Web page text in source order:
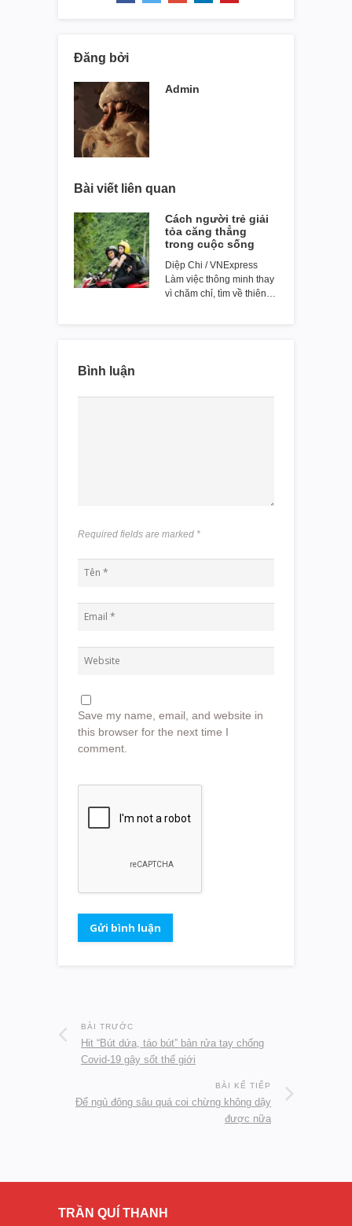
Đăng bởi
Admin
Bài viết liên quan
Cách người trẻ giải
tỏa căng thẳng
trong cuộc sống
Diệp Chi / VNExpress
Làm việc thông minh thay
vì chăm chỉ, tìm về thiên…
Bình luận
Required fields are marked *
Save my name, email, and website in
this browser for the next time I
comment.
BÀI TRƯỚC
Hit “Bút dứa, táo bút” bản rửa tay chống
Covid-19 gây sốt thế giới
BÀI KẾ TIẾP
Để ngủ đông sâu quá coi chừng không dậy
được nữa
TRẦN QUÍ THANH